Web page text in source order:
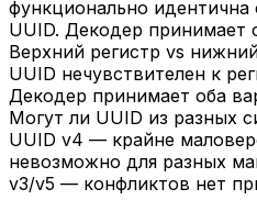
функционально
UUID. Декодер принимает
Верхний регистр vs
UUID нечувствителен к
Декодер принимает оба
Могут ли UUID из разных
UUID v4 — крайне
невозможно для разных
v3/v5 — конфликтов нет